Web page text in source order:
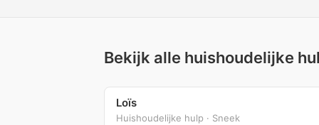
Bekijk alle huishoudelijke
Loïs
Huishoudelijke hulp · Sneek